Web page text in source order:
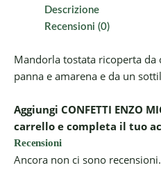
Descrizione
Recensioni (0)
Mandorla tostata ricoperta da
panna e amarena e da un
Aggiungi CONFETTI ENZO
carrello e completa il tuo
Recensioni
Ancora non ci sono recensioni.